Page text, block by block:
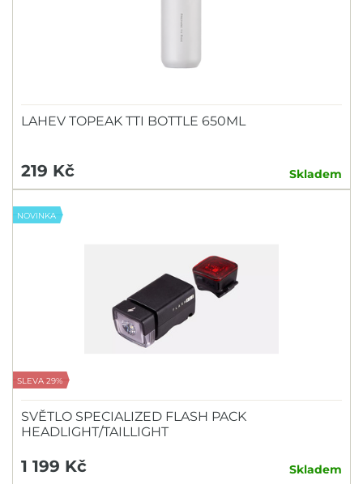
LAHEV TOPEAK TTI BOTTLE 650ML
219 Kč Skladem
NOVINKA
SLEVA 29%
SVĚTLO SPECIALIZED FLASH PACK
HEADLIGHT/TAILLIGHT
1 199 Kč Skladem